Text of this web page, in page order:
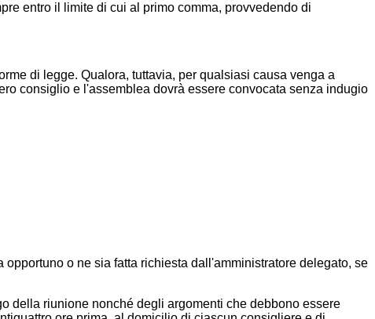
entro il limite di cui al primo comma, provvedendo di
di legge. Qualora, tuttavia, per qualsiasi causa venga a
consiglio e l'assemblea dovrà essere convocata senza indugio
o ne sia fatta richiesta dall'amministratore delegato, se
della riunione nonché degli argomenti che debbono essere